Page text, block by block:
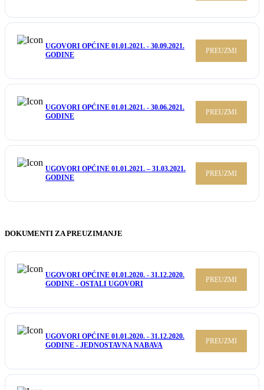
UGOVORI OPĆINE 01.01.2021. - 30.09.2021.
GODINE
PREUZMI
UGOVORI OPĆINE 01.01.2021. - 30.06.2021.
GODINE
PREUZMI
UGOVORI OPĆINE 01.01.2021. – 31.03.2021.
GODINE
PREUZMI
DOKUMENTI ZA PREUZIMANJE
UGOVORI OPĆINE 01.01.2020. - 31.12.2020.
GODINE - OSTALI UGOVORI
PREUZMI
UGOVORI OPĆINE 01.01.2020. - 31.12.2020.
GODINE - JEDNOSTAVNA NABAVA
PREUZMI